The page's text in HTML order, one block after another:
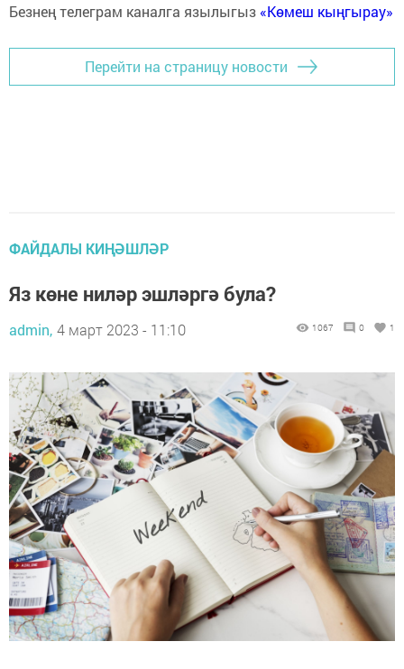
Безнең телеграм каналга язылыгыз «Көмеш кыңгырау»
Перейти на страницу новости
ФАЙДАЛЫ КИҢӘШЛӘР
Яз көне ниләр эшләргә була?
admin, 4 март 2023 - 11:10 1067 0 1